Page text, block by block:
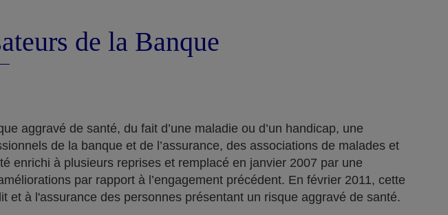
de la Banque
aggravé de santé, du fait d’une maladie ou d’un handicap, une
de la banque et de l’assurance, des associations de malades et
enrichi à plusieurs reprises et remplacé en janvier 2007 par une
par rapport à l’engagement précédent. En février 2011, cette
à l'assurance des personnes présentant un risque aggravé de santé.